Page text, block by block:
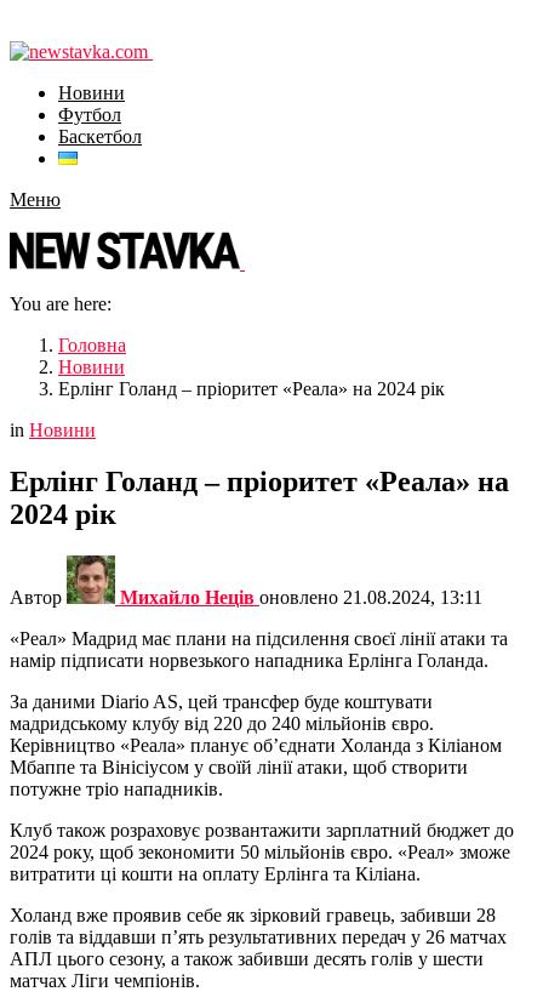
Новини
Футбол
Баскетбол
Меню
You are here:
Головна
Новини
Ерлінг Голанд – пріоритет «Реала» на 2024 рік
in Новини
Ерлінг Голанд – пріоритет «Реала» на
2024 рік
Автор Михайло Неців оновлено 21.08.2024, 13:11
«Реал» Мадрид має плани на підсилення своєї лінії атаки та
намір підписати норвезького нападника Ерлінга Голанда.
За даними Diario AS, цей трансфер буде коштувати
мадридському клубу від 220 до 240 мільйонів євро.
Керівництво «Реала» планує об’єднати Холанда з Кіліаном
Мбаппе та Вінісіусом у своїй лінії атаки, щоб створити
потужне тріо нападників.
Клуб також розраховує розвантажити зарплатний бюджет до
2024 року, щоб зекономити 50 мільйонів євро. «Реал» зможе
витратити ці кошти на оплату Ерлінга та Кіліана.
Холанд вже проявив себе як зірковий гравець, забивши 28
голів та віддавши п’ять результативних передач у 26 матчах
АПЛ цього сезону, а також забивши десять голів у шести
матчах Ліги чемпіонів.